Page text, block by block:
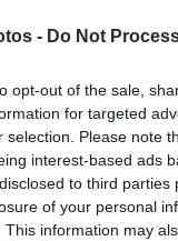
- Do Not
opt-out of the sale,
for targeted
selection. Please note
interest-based ads
to third
of your personal
This information may
Através de uma
alimentada
sintéticos
e o